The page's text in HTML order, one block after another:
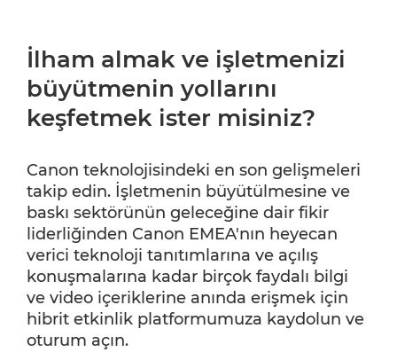
İlham almak ve işletmenizi
büyütmenin yollarını
keşfetmek ister misiniz?
Canon teknolojisindeki en son gelişmeleri
takip edin. İşletmenin büyütülmesine ve
baskı sektörünün geleceğine dair fikir
liderliğinden Canon EMEA'nın heyecan
verici teknoloji tanıtımlarına ve açılış
konuşmalarına kadar birçok faydalı bilgi
ve video içeriklerine anında erişmek için
hibrit etkinlik platformumuza kaydolun ve
oturum açın.